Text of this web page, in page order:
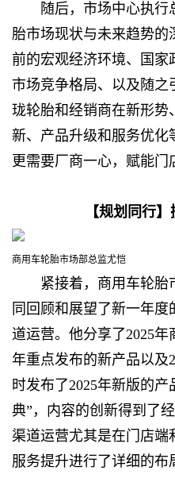
随后，市场中心执
胎市场现状与未来趋势的
前的宏观经济环境、国家
市场竞争格局、以及随
珑轮胎和经销商在新形势
新、产品升级和服务优化
更需要厂商一心，赋能门
【规划同行
商用车轮胎市场部总监尤恺
紧接着，商用车轮
同回顾和展望了新一年
道运营。他分享了2025
年重点发布的新产品以及
时发布了2025年新版的
典”，内容的创新得到了
渠道运营尤其是在门店端
服务提升进行了详细的布